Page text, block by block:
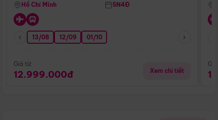
Hồ Chí Minh 5N4Đ
13/08 12/09 01/10
Giá từ:
12.999.000đ Xem chi tiết